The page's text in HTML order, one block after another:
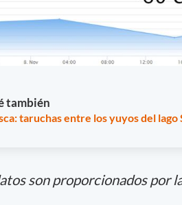
también
taruchas entre los yuyos del lago
son proporcionados por